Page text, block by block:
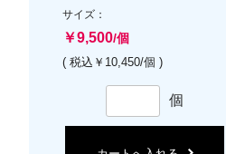
サイズ：
￥9,500/個
( 税込￥10,450/個 )
個